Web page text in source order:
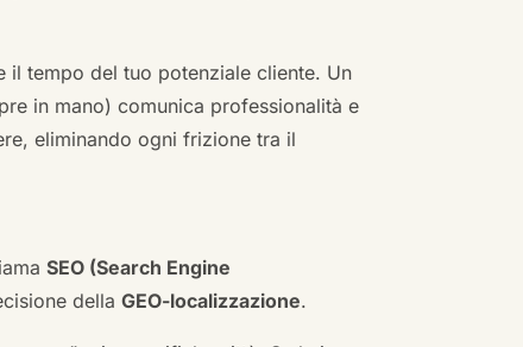
tempo del tuo potenziale cliente. Un
in mano) comunica professionalità e
eliminando ogni frizione tra il
SEO (Search Engine
dellaGEO-localizzazione.